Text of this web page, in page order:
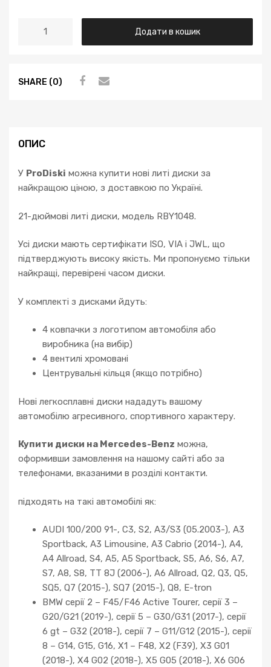
Додати в кошик
SHARE (0)
ОПИС
У ProDiski можна купити нові литі диски за
найкращою ціною, з доставкою по Україні.
21-дюймові литі диски, модель RBY1048.
Усі диски мають сертифікати ISO, VIA і JWL, що
підтверджують високу якість. Ми пропонуємо тільки
найкращі, перевірені часом диски.
У комплекті з дисками йдуть:
4 ковпачки з логотипом автомобіля або
виробника (на вибір)
4 вентилі хромовані
Центрувальні кільця (якщо потрібно)
Нові легкосплавні диски нададуть вашому
автомобілю агресивного, спортивного характеру.
Купити диски на Mercedes-Benz можна,
оформивши замовлення на нашому сайті або за
телефонами, вказаними в розділі контакти.
підходять на такі автомобілі як:
AUDI 100/200 91-, C3, S2, A3/S3 (05.2003-), A3
Sportback, A3 Limousine, A3 Cabrio (2014-), A4,
A4 Allroad, S4, A5, A5 Sportback, S5, A6, S6, A7,
S7, A8, S8, TT 8J (2006-), A6 Allroad, Q2, Q3, Q5,
SQ5, Q7 (2015-), SQ7 (2015-), Q8, E-tron
BMW серії 2 – F45/F46 Active Tourer, серії 3 –
G20/G21 (2019-), серії 5 – G30/G31 (2017-), серії
6 gt – G32 (2018-), серії 7 – G11/G12 (2015-), серії
8 – G14, G15, G16, X1 – F48, X2 (F39), X3 G01
(2018-), X4 G02 (2018-), X5 G05 (2018-), X6 G06